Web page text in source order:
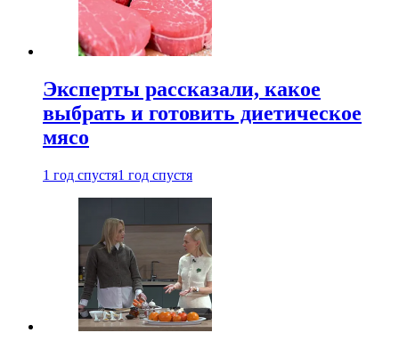
Эксперты рассказали, какое
выбрать и готовить диетическое
мясо
1 год спустя1 год спустя